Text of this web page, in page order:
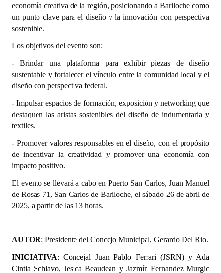
Premio al Mérito - Registro
Audiencias Públicas - Registro
Mujeres que Dejaron Huellas - Registro
Periodistas Decanos - Registro
Ciudadano Ilustre - Registro
Banca del Vecino - Registro
Huéspedes de Honor - Registro
Antiguos Pobladores - Registro
Reconocimientos - Registro
Bariloche, Municipio intercultural
Entrega de distinciones
economía creativa de la región, posicionando a Bariloche como
un punto clave para el diseño y la innovación con perspectiva
sostenible.
Los objetivos del evento son:
- Brindar una plataforma para exhibir piezas de diseño
sustentable y fortalecer el vínculo entre la comunidad local y el
diseño con perspectiva federal.
- Impulsar espacios de formación, exposición y networking que
destaquen las aristas sostenibles del diseño de indumentaria y
textiles.
- Promover valores responsables en el diseño, con el propósito
de incentivar la creatividad y promover una economía con
impacto positivo.
El evento se llevará a cabo en Puerto San Carlos, Juan Manuel
de Rosas 71, San Carlos de Bariloche, el sábado 26 de abril de
2025, a partir de las 13 horas.
AUTOR: Presidente del Concejo Municipal, Gerardo Del Rio.
INICIATIVA: Concejal Juan Pablo Ferrari (JSRN) y Ada
Cintia Schiavo,Jesica Beaudean y Jazmín Fernandez Murgic